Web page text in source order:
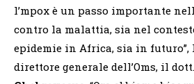
l’mpox è un passo importante
contro la malattia, sia nel
epidemie in Africa, sia in
direttore generale dell’Oms, il dott.